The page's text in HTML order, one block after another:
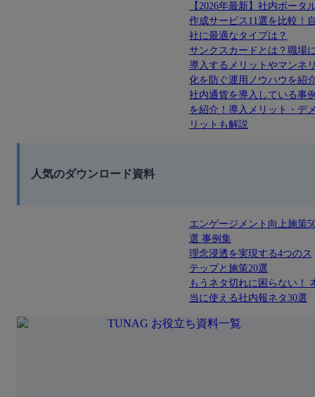
【2026年最新】社内ポータ
作成サービス11選を比較！
社に最適なタイプは？
サンクスカードとは？職場
導入するメリットやマンネ
化を防ぐ運用ノウハウを紹
社内通貨を導入している事
を紹介！導入メリット・デ
リットも解説
人気のダウンロード資料
エンゲージメント向上施策
選 事例集
理念浸透を実現する4つのス
テップと施策20選
もうネタ切れに困らない！
当に使える社内報ネタ30選